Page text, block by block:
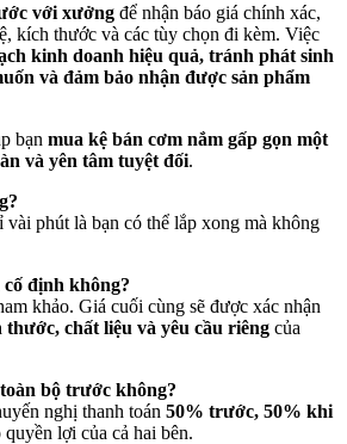
với xưởng để nhận báo giá chính xác,
kích thước và các tùy chọn đi kèm. Việc
kinh doanh hiệu quả, tránh phát sinh
và đảm bảo nhận được sản phẩm
bạn mua kệ bán cơm nắm gấp gọn một
và yên tâm tuyệt đối.
vài phút là bạn có thể lắp xong mà không
định không?
khảo. Giá cuối cùng sẽ được xác nhận
thước, chất liệu và yêu cầu riêng của
bộ trước không?
nghị thanh toán 50% trước, 50% khi
quyền lợi của cả hai bên.